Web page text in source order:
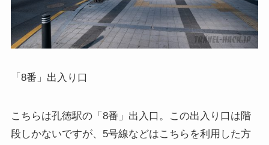
「8番」出入り口
こちらは孔徳駅の「8番」出入口。この出入り口は階
段しかないですが、5号線などはこちらを利用した方